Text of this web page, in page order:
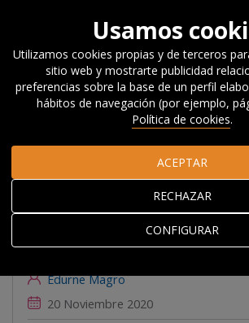
Actualidad
Noticias, Eventos y
Blog
#Beyondcompetitiveness
regional para la recuperación?
¿Importa el
regional para la
recuperación?
Edurne Magro
20 Noviembre 2020
Usamos
Utilizamos cookies propias y de terceros
sitio web y mostrarte publicidad
preferencias sobre la base de un perfil
hábitos de navegación (por ejemplo,
Política de cookies.
CONFIGURAR
RECHAZAR
ACEPTAR